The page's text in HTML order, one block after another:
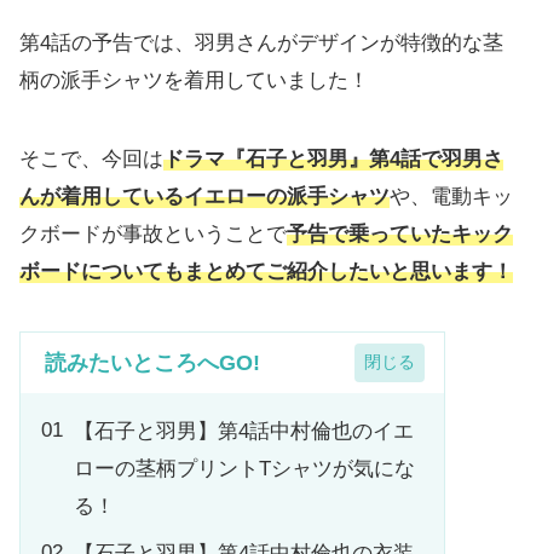
第4話の予告では、羽男さんがデザインが特徴的な茎
柄の派手シャツを着用していました！
そこで、今回はドラマ『石子と羽男』第4話で羽男さ
んが着用しているイエローの派手シャツや、電動キッ
クボードが事故ということで予告で乗っていたキック
ボードについてもまとめてご紹介したいと思います！
読みたいところへGO!
【石子と羽男】第4話中村倫也のイエ
ローの茎柄プリントTシャツが気にな
る！